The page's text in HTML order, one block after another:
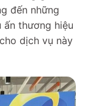
đến những
ấn thương hiệu
dịch vụ này